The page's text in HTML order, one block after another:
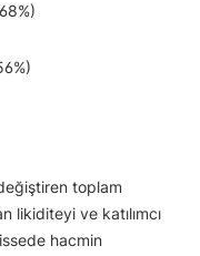
toplam
likiditeyi ve katılımcı
hacmin